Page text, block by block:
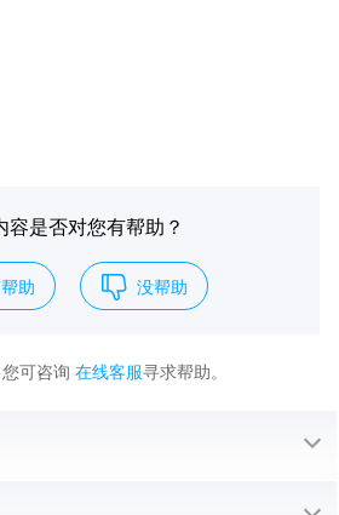
容是否对您有帮助？
助 没帮助
可咨询 在线客服寻求帮助。